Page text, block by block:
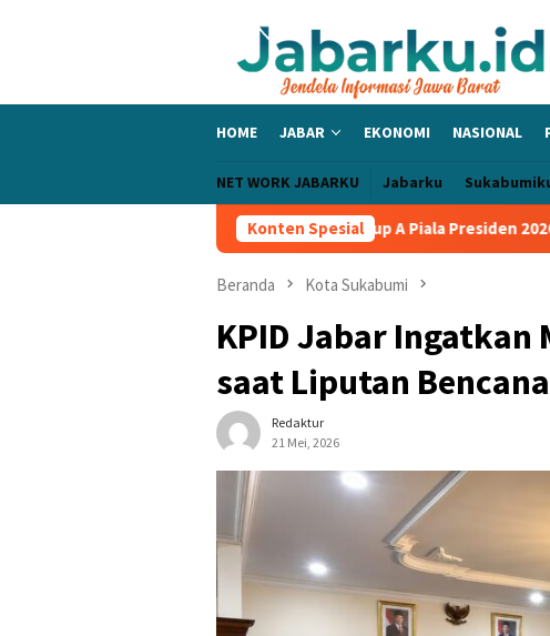
HOME JABAR EKONOMI NASIONAL
NET WORK JABARKU Jabarku
Konten Spesial
PERSIB Sapu Bersih Grup A Piala Presiden 2026, Tiga Laga
Beranda Kota Sukabumi
KPID Jabar Ingatkan
saat Liputan Bencana
Redaktur
21 Mei, 2026